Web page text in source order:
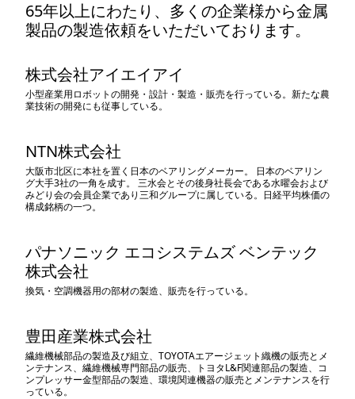
65年以上にわたり、多くの企業様から金属
製品の製造依頼をいただいております。
株式会社アイエイアイ
小型産業用ロボットの開発・設計・製造・販売を行っている。新たな農
業技術の開発にも従事している。
NTN株式会社
大阪市北区に本社を置く日本のベアリングメーカー。 日本のベアリン
グ大手3社の一角を成す。 三水会とその後身社長会である水曜会および
みどり会の会員企業であり三和グループに属している。日経平均株価の
構成銘柄の一つ。
パナソニック エコシステムズ ベンテック
株式会社
換気・空調機器用の部材の製造、販売を行っている。
豊田産業株式会社
繊維機械部品の製造及び組立、TOYOTAエアージェット織機の販売とメ
ンテナンス、繊維機械専門部品の販売、トヨタL&F関連部品の製造、コ
ンプレッサー金型部品の製造、環境関連機器の販売とメンテナンスを行
っている。